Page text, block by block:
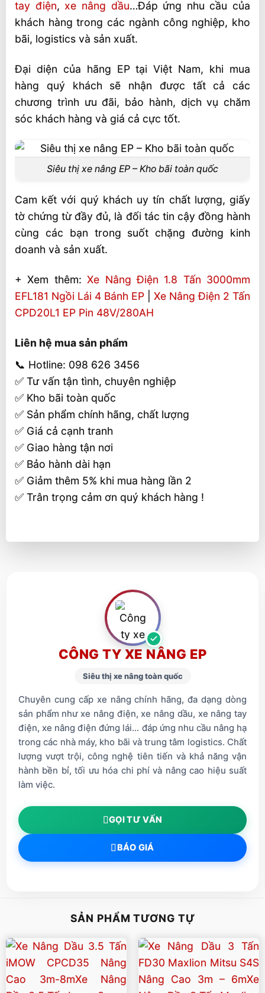
tay điện, xe nâng dầu…Đáp ứng nhu cầu của
khách hàng trong các ngành công nghiệp, kho
bãi, logistics và sản xuất.
Đại diện của hãng EP tại Việt Nam, khi mua
hàng quý khách sẽ nhận được tất cả các
chương trình ưu đãi, bảo hành, dịch vụ chăm
sóc khách hàng và giá cả cực tốt.
Siêu thị xe nâng EP – Kho bãi toàn quốc
Cam kết với quý khách uy tín chất lượng, giấy
tờ chứng từ đầy đủ, là đối tác tin cậy đồng hành
cùng các bạn trong suốt chặng đường kinh
doanh và sản xuất.
+ Xem thêm:Xe Nâng Điện 1.8 Tấn 3000mm
EFL181 Ngồi Lái 4 Bánh EP
Xe Nâng Điện 2 Tấn
CPD20L1 EP Pin 48V/280AH
Liên hệ mua sản phẩm
📞 Hotline: 098 626 3456
✅ Tư vấn tận tình, chuyên nghiệp
✅ Kho bãi toàn quốc
✅ Sản phẩm chính hãng, chất lượng
✅ Giá cả cạnh tranh
✅ Giao hàng tận nơi
✅ Bảo hành dài hạn
✅ Giảm thêm 5% khi mua hàng lần 2
✅ Trân trọng cảm ơn quý khách hàng !
CÔNG TY XE NÂNG EP
Siêu thị xe nâng toàn quốc
Chuyên cung cấp xe nâng chính hãng, đa dạng dòng
sản phẩm như xe nâng điện, xe nâng dầu, xe nâng tay
điện, xe nâng điện đứng lái... đáp ứng nhu cầu nâng hạ
trong các nhà máy, kho bãi và trung tâm logistics. Chất
lượng vượt trội, công nghệ tiên tiến và khả năng vận
hành bền bỉ, tối ưu hóa chi phí và nâng cao hiệu suất
làm việc.
GỌI TƯ VẤN
BÁO GIÁ
SẢN PHẨM TƯƠNG TỰ